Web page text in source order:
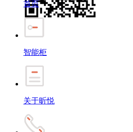
首页
智能柜
关于昕悦